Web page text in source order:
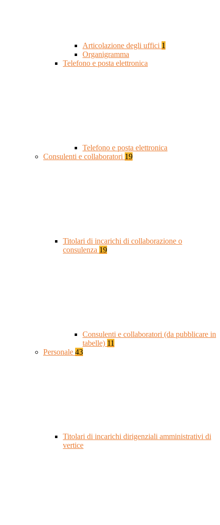
Articolazione degli uffici 1
Organigramma
Telefono e posta elettronica
Telefono e posta elettronica
Consulenti e collaboratori 19
Titolari di incarichi di collaborazione o
consulenza 19
Consulenti e collaboratori (da pubblicare in
tabelle) 11
Personale 43
Titolari di incarichi dirigenziali amministrativi di
vertice